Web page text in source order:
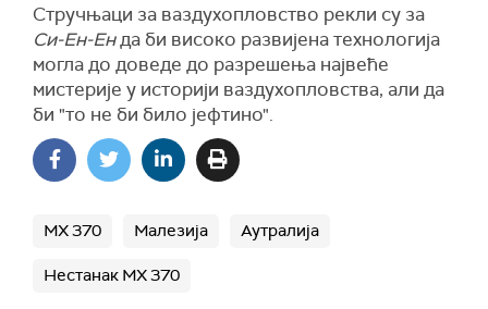
Стручњаци за ваздухопловство рекли су за
Си-Ен-Енда би високо развијена технологија
могла до доведе до разрешења највеће
мистерије у историји ваздухопловства, али да
би "то не би било јефтино".
МХ 370 Малезија Аутралија
Нестанак МХ 370